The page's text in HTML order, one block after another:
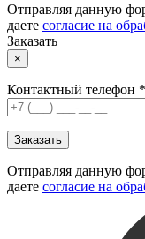
Отправляя данную
даете согласие на
Заказать
×
Контактный телефон *
Отправляя данную
даете согласие на